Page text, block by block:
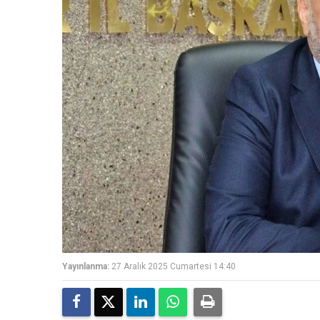
Yayınlanma: 27 Aralık 2025 Cumartesi 14:40